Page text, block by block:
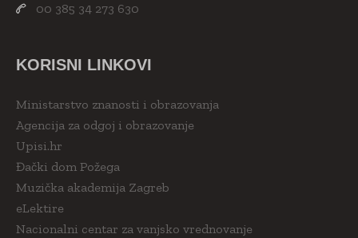
00 385 34 273 630
KORISNI LINKOVI
Ministarstvo znanosti i obrazovanja
Agencija za odgoj i obrazovanje
Upisi.hr
Đački dom Požega
Muzička akademija Zagreb
eLektire
Nacionalni centar za vanjsko vrednovanje